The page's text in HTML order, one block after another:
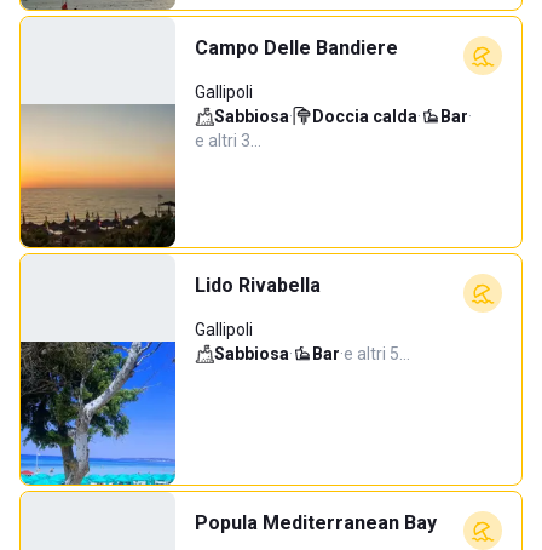
Campo Delle Bandiere
Gallipoli
Sabbiosa· Doccia calda· Bar·
e altri 3…
Lido Rivabella
Gallipoli
Sabbiosa· Bar·e altri 5…
Popula Mediterranean Bay